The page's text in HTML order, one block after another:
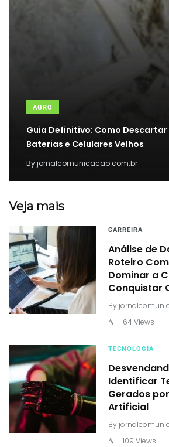
AGRO
Guia Definitivo: Como Descartar
Baterias e Celulares Velhos
Byjornalcomunicacao.com.br
Veja mais
CARREIRA
Análise de
Roteiro
Dominar a
Conquistar
By
64 Views
TECNOLOGIA
Identificar
Gerados
Artificial
By
109 Views